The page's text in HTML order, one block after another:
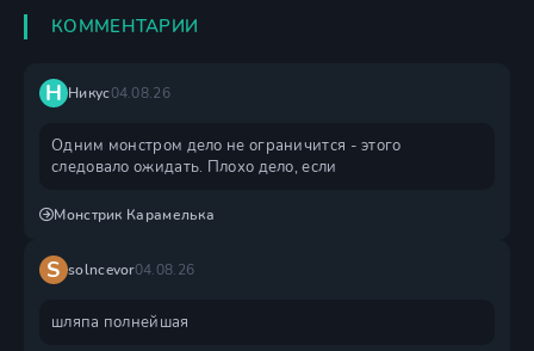
КОММЕНТАРИИ
Н Никус04.08.26
Одним монстром дело не ограничится - этого
следовало ожидать. Плохо дело, если
Монстрик Карамелька
S solncevor04.08.26
шляпа полнейшая